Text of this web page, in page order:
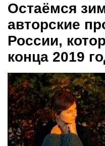
Остаёмся
авторские
России,
конца 2019